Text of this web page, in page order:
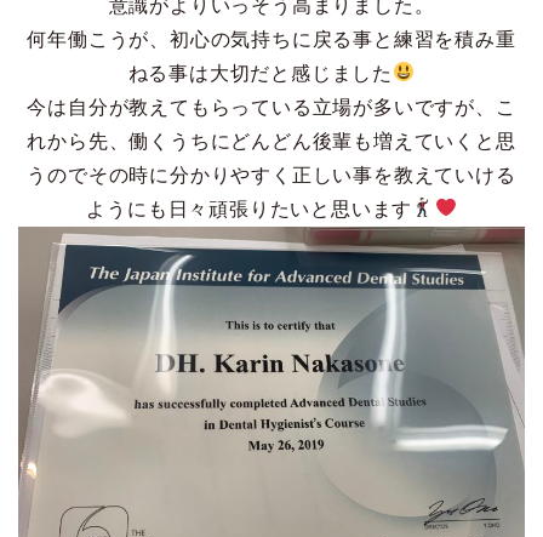
意識がよりいっそう高まりました。
何年働こうが、初心の気持ちに戻る事と練習を積み重
ねる事は大切だと感じました
今は自分が教えてもらっている立場が多いですが、こ
れから先、働くうちにどんどん後輩も増えていくと思
うのでその時に分かりやすく正しい事を教えていける
ようにも日々頑張りたいと思います